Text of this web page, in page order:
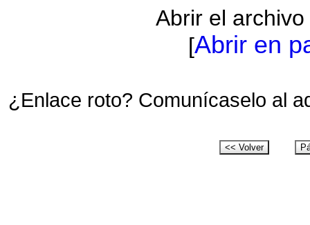
Abrir el
[Abrir en
¿Enlace roto? Comunícaselo al